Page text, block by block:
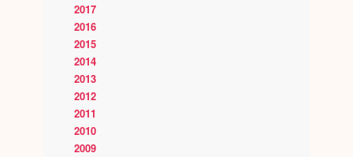
2017
2016
2015
2014
2013
2012
2011
2010
2009